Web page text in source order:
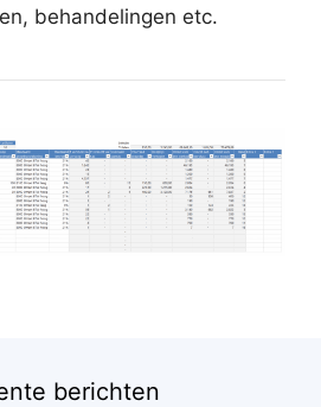
behandelingen etc.
berichten